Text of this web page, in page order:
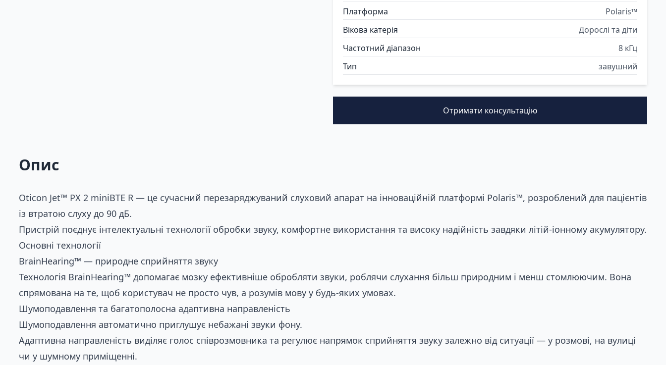
Платформа
Polaris™
Вікова катерія
Дорослі та діти
Частотний діапазон
8 кГц
Тип
завушний
Отримати консультацію
Опис
Oticon Jet™ PX 2 miniBTE R — це сучасний перезаряджуваний слуховий апарат на інноваційній платформі Polaris™, розроблений для пацієнтів
із втратою слуху до 90 дБ.
Пристрій поєднує інтелектуальні технології обробки звуку, комфортне використання та високу надійність завдяки літій-іонному акумулятору.
Основні технології
BrainHearing™ — природне сприйняття звуку
Технологія BrainHearing™ допомагає мозку ефективніше обробляти звуки, роблячи слухання більш природним і менш стомлюючим. Вона
спрямована на те, щоб користувач не просто чув, а розумів мову у будь-яких умовах.
Шумоподавлення та багатополосна адаптивна направленість
Шумоподавлення автоматично приглушує небажані звуки фону.
Адаптивна направленість виділяє голос співрозмовника та регулює напрямок сприйняття звуку залежно від ситуації — у розмові, на вулиці
чи у шумному приміщенні.